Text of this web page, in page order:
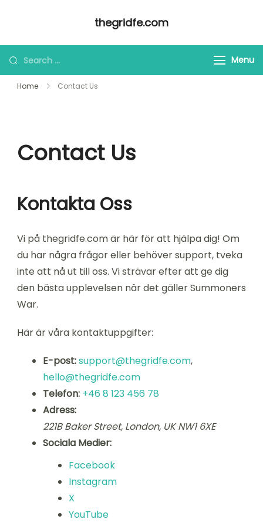
thegridfe.com
Looking
for
Something?
Menu
Home Contact Us
Contact Us
Kontakta Oss
Vi på thegridfe.com är här för att hjälpa dig! Om
du har några frågor eller behöver support, tveka
inte att nå ut till oss. Vi strävar efter att ge dig
den bästa upplevelsen när det gäller Summoners
War.
Här är våra kontaktuppgifter:
E-post:support@thegridfe.com,
hello@thegridfe.com
Telefon: +46 8 123 456 78
Adress:
221B Baker Street, London, UK NW1 6XE
Sociala Medier:
Facebook
Instagram
X
YouTube